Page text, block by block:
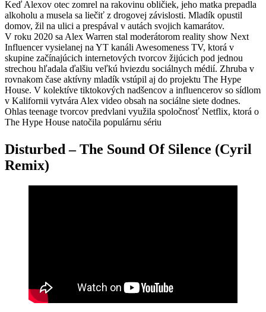
Keď Alexov otec zomrel na rakovinu obličiek, jeho matka prepadla
alkoholu a musela sa liečiť z drogovej závislosti. Mladík opustil
domov, žil na ulici a prespával v autách svojich kamarátov.
V roku 2020 sa Alex Warren stal moderátorom reality show Next
Influencer vysielanej na YT kanáli Awesomeness TV, ktorá v
skupine začínajúcich internetových tvorcov žijúcich pod jednou
strechou hľadala ďalšiu veľkú hviezdu sociálnych médií. Zhruba v
rovnakom čase aktívny mladík vstúpil aj do projektu The Hype
House. V kolektíve tiktokových nadšencov a influencerov so sídlom
v Kalifornii vytvára Alex video obsah na sociálne siete dodnes.
Ohlas teenage tvorcov predvlani využila spoločnosť Netflix, ktorá o
The Hype House natočila populárnu sériu
Disturbed – The Sound Of Silence (Cyril
Remix)